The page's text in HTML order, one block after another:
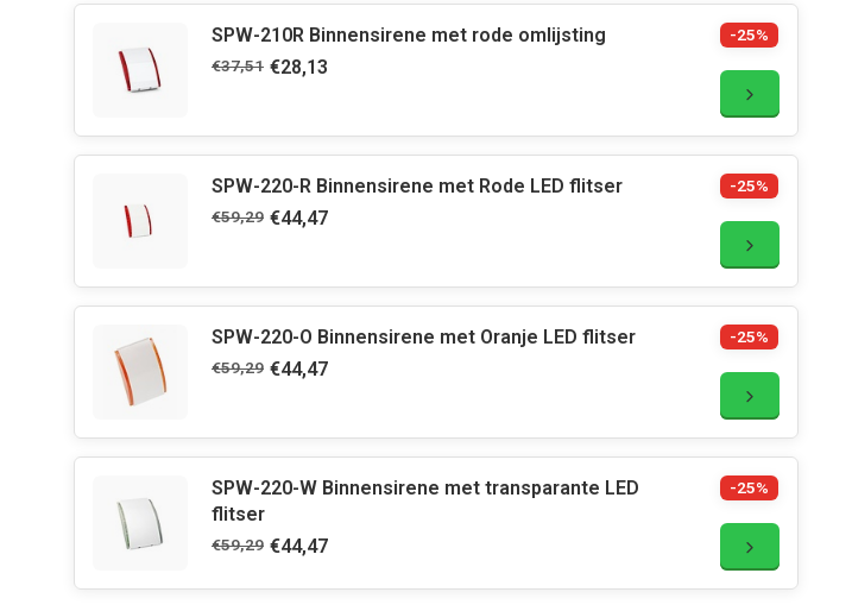
SPW-210R Binnensirene met rode omlijsting
€37,51 €28,13
-25%
SPW-220-R Binnensirene met Rode LED flitser
€59,29 €44,47
-25%
SPW-220-O Binnensirene met Oranje LED flitser
€59,29 €44,47
-25%
SPW-220-W Binnensirene met transparante LED
flitser
€59,29 €44,47
-25%